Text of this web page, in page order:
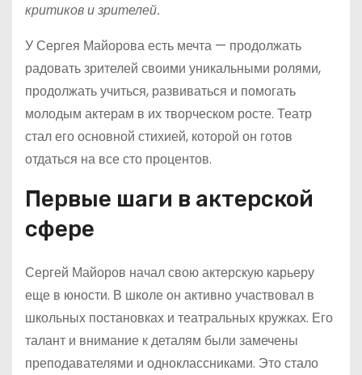
критиков и зрителей.
У Сергея Майорова есть мечта — продолжать
радовать зрителей своими уникальными ролями,
продолжать учиться, развиваться и помогать
молодым актерам в их творческом росте. Театр
стал его основной стихией, которой он готов
отдаться на все сто процентов.
Первые шаги в актерской
сфере
Сергей Майоров начал свою актерскую карьеру
еще в юности. В школе он активно участвовал в
школьных постановках и театральных кружках. Его
талант и внимание к деталям были замечены
преподавателями и одноклассниками. Это стало